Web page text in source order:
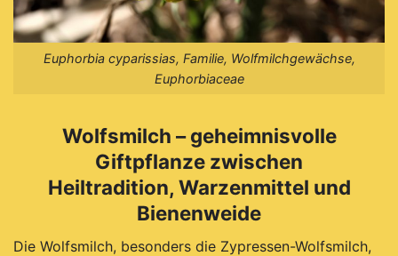
Euphorbia cyparissias, Familie, Wolfmilchgewächse,
Euphorbiaceae
Wolfsmilch – geheimnisvolle
Giftpflanze zwischen
Heiltradition, Warzenmittel und
Bienenweide
Die Wolfsmilch, besonders die Zypressen-Wolfsmilch,